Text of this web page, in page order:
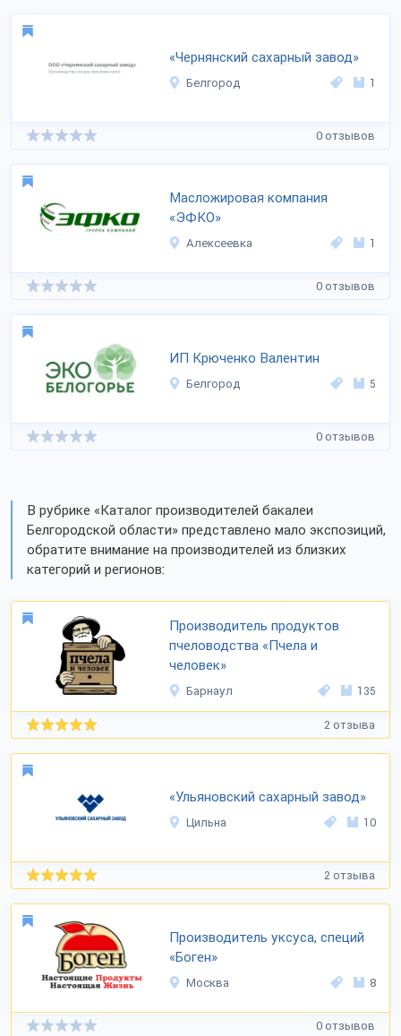
«Чернянский сахарный завод»
Белгород 1
0 отзывов
Масложировая компания
«ЭФКО»
Алексеевка 1
0 отзывов
ИП Крюченко Валентин
Белгород 5
0 отзывов
В рубрике «Каталог производителей бакалеи
Белгородской области» представлено мало экспозиций,
обратите внимание на производителей из близких
категорий и регионов:
Производитель продуктов
пчеловодства «Пчела и
человек»
Барнаул 135
2 отзыва
«Ульяновский сахарный завод»
Цильна 10
2 отзыва
Производитель уксуса, специй
«Боген»
Москва 8
0 отзывов